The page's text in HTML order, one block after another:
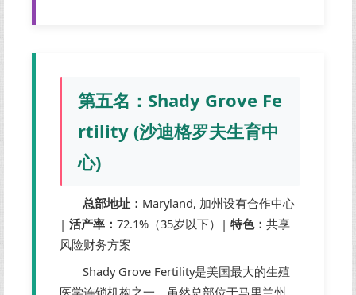
第五名：Shady Grove Fe
rtility (沙迪格罗夫生育中
心)
总部地址： Maryland, 加州设有合作中心
| 活产率： 72.1%（35岁以下）| 特色： 共享
风险财务方案
Shady Grove Fertility是美国最大的生殖